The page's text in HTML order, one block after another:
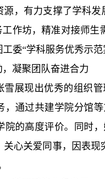
，有力支撑了学科
作坊，精准对接师生
委“学科服务优秀示范
凝聚团队奋进合力
雪展现出优秀的组织
，通过共建学院分馆
院的高度评价。同时
心关爱同事，因表现